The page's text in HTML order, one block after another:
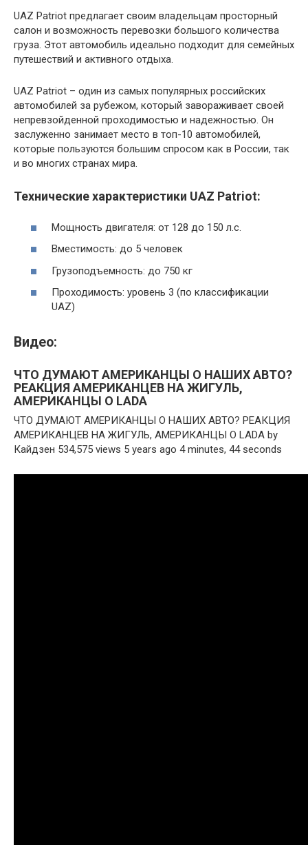
UAZ Patriot предлагает своим владельцам просторный
салон и возможность перевозки большого количества
груза. Этот автомобиль идеально подходит для семейных
путешествий и активного отдыха.
UAZ Patriot – один из самых популярных российских
автомобилей за рубежом, который завораживает своей
непревзойденной проходимостью и надежностью. Он
заслуженно занимает место в топ-10 автомобилей,
которые пользуются большим спросом как в России, так
и во многих странах мира.
Технические характеристики UAZ Patriot:
Мощность двигателя: от 128 до 150 л.с.
Вместимость: до 5 человек
Грузоподъемность: до 750 кг
Проходимость: уровень 3 (по классификации
UAZ)
Видео:
ЧТО ДУМАЮТ АМЕРИКАНЦЫ О НАШИХ АВТО?
РЕАКЦИЯ АМЕРИКАНЦЕВ НА ЖИГУЛЬ,
АМЕРИКАНЦЫ О LADA
ЧТО ДУМАЮТ АМЕРИКАНЦЫ О НАШИХ АВТО? РЕАКЦИЯ
АМЕРИКАНЦЕВ НА ЖИГУЛЬ, АМЕРИКАНЦЫ О LADA by
Кайдзен 534,575 views 5 years ago 4 minutes, 44 seconds